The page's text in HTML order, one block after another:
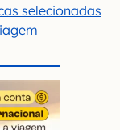
selecionadas